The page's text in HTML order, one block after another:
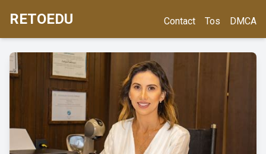
RETOEDU Contact Tos DMCA